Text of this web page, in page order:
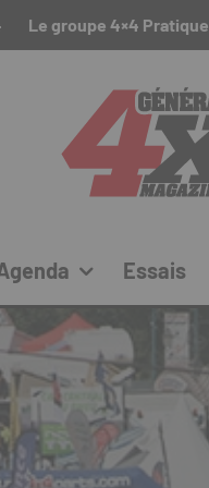
Le groupe 4×4 Pratique
Essais